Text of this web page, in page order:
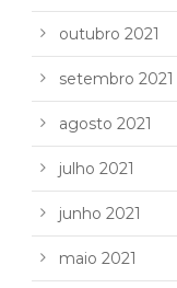
outubro 2021
setembro 2021
agosto 2021
julho 2021
junho 2021
maio 2021